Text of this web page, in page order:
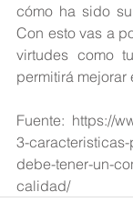
cómo ha sido
Con esto vas a
virtudes como
permitirá mejorar
Fuente: https://
3-
debe-tener-un-
calidad/